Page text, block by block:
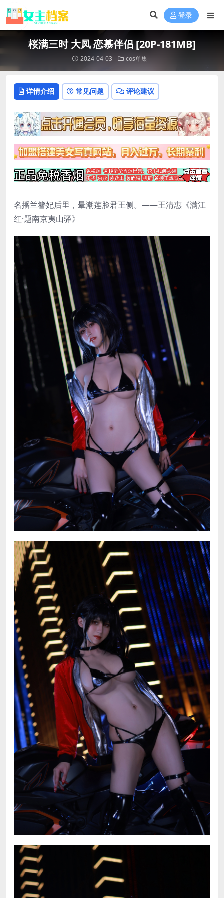
登录
桜满三时 大凤 恋慕伴侣 [20P-181MB]
2024-04-03 cos单集
详情介绍 常见问题 评论建议
名播兰簪妃后里，晕潮莲脸君王侧。——王清惠《满江
红·题南京夷山驿》